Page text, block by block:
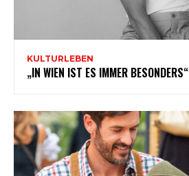
KULTURLEBEN
„IN WIEN IST ES IMMER BESONDERS“